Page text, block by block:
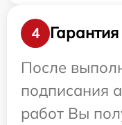
4
Гарантия
После
подписания
работ Вы